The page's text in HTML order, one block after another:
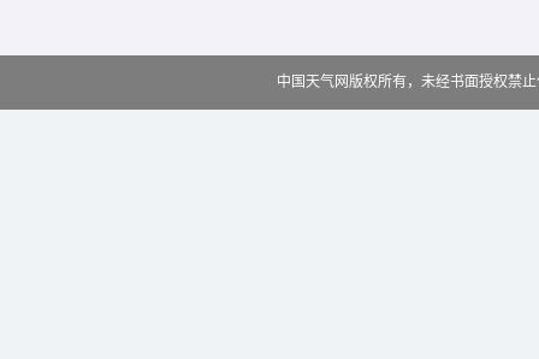
中国天气网版权所有，未经书面授权